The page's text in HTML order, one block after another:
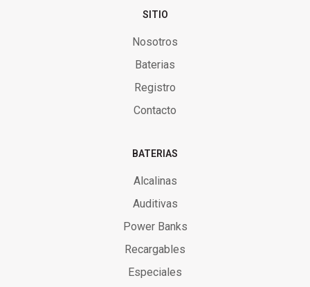
SITIO
Nosotros
Baterias
Registro
Contacto
BATERIAS
Alcalinas
Auditivas
Power Banks
Recargables
Especiales